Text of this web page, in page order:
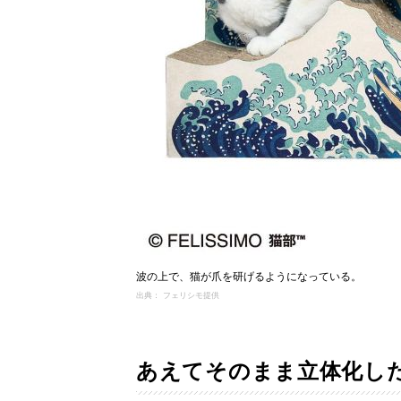
波の上で、猫が爪を研げるようになっている。
出典： フェリシモ提供
あえてそのまま立体化し